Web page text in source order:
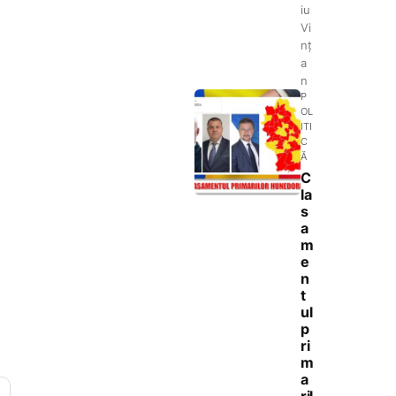
iu
Vi
nț
a
n
P
OL
ITI
C
Ă
C
la
s
a
m
e
n
t
ul
p
ri
m
a